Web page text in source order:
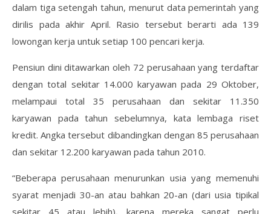
dalam tiga setengah tahun, menurut data pemerintah yang
dirilis pada akhir April. Rasio tersebut berarti ada 139
lowongan kerja untuk setiap 100 pencari kerja.
Pensiun dini ditawarkan oleh 72 perusahaan yang terdaftar
dengan total sekitar 14.000 karyawan pada 29 Oktober,
melampaui total 35 perusahaan dan sekitar 11.350
karyawan pada tahun sebelumnya, kata lembaga riset
kredit. Angka tersebut dibandingkan dengan 85 perusahaan
dan sekitar 12.200 karyawan pada tahun 2010.
“Beberapa perusahaan menurunkan usia yang memenuhi
syarat menjadi 30-an atau bahkan 20-an (dari usia tipikal
sekitar 45 atau lebih), karena mereka sangat perlu